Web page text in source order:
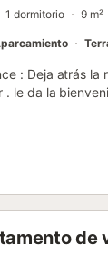
1 dormitorio 9 m²
: Deja atrás la
. le da la
hacia el
ideal para
y jugarde